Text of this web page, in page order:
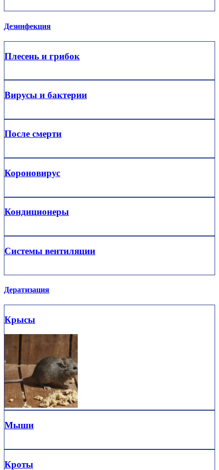
Дезинфекция
Плесень и грибок
Вирусы и бактерии
После смерти
Короновирус
Кондиционеры
Системы вентиляции
Дератизация
Крысы
Мыши
Кроты